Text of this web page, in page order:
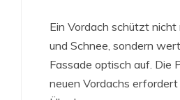
Ein Vordach schützt nicht
und Schnee, sondern
Fassade optisch auf. Die
neuen Vordachs erfordert